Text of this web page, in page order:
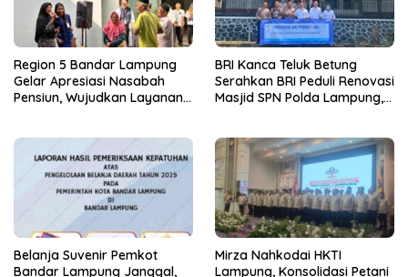
Region 5 Bandar Lampung
Gelar Apresiasi Nasabah
Pensiun, Wujudkan Layanan
BRI Kanca Teluk Betung
Serahkan BRI Peduli Renovasi
Masjid SPN Polda Lampung,
Belanja Suvenir Pemkot
Bandar Lampung Janggal,
Mirza Nahkodai HKTI
Lampung, Konsolidasi Petani